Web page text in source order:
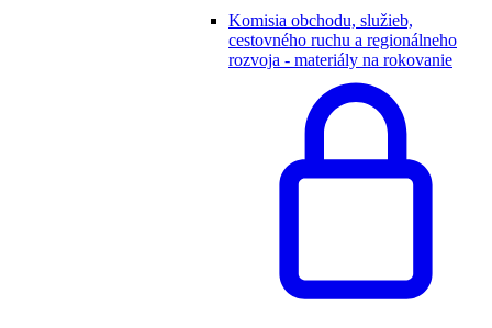
Komisia obchodu, služieb,
cestovného ruchu a regionálneho
rozvoja - materiály na rokovanie